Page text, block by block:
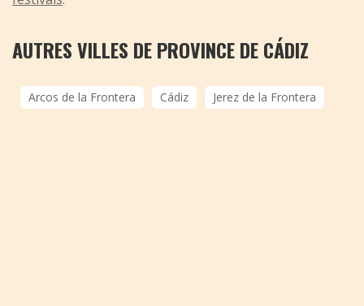
AUTRES VILLES DE PROVINCE DE CÁDIZ
Arcos de la Frontera Cádiz Jerez de la Frontera